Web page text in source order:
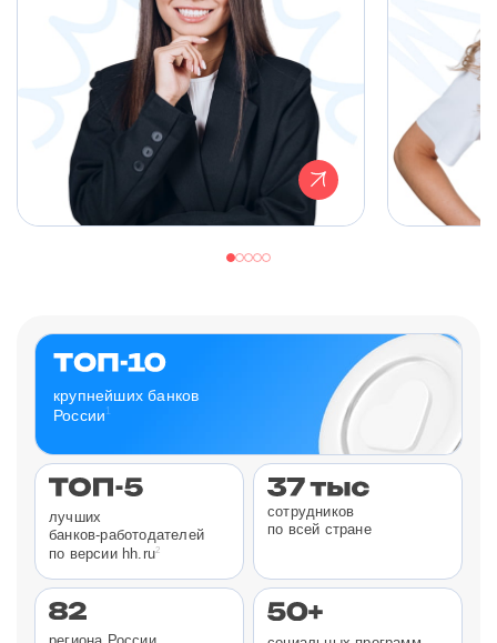
крупнейших банков
России 1
лучших
банков-работодателей
по версии hh.ru2
сотрудников
по всей стране